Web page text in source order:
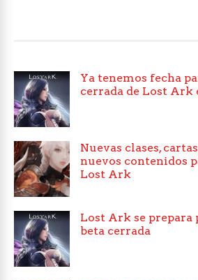
Ya tenemos fecha
cerrada de Lost Ark
Nuevas clases,
nuevos contenidos
Lost Ark
Lost Ark se prepara
beta cerrada